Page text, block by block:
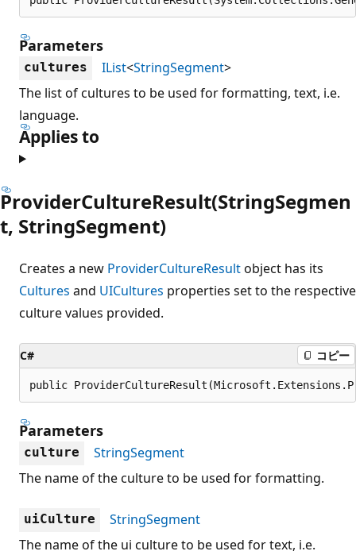
Parameters
cultures IList<StringSegment>
The list of cultures to be used for formatting, text, i.e.
language.
Applies to
ProviderCultureResult(StringSegmen
t, StringSegment)
Creates a new ProviderCultureResultobject has its
Cultures and UICultures properties set to the respective
culture values provided.
C# コピー
public
Parameters
culture
StringSegment
The name of the culture to be used for formatting.
uiCulture
StringSegment
The name of the ui culture to be used for text, i.e.